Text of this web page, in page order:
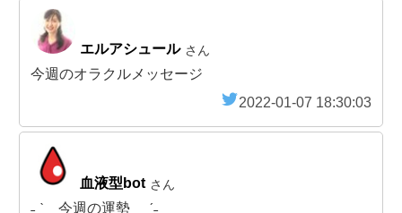
エルアシュール さん
今週のオラクルメッセージ
2022-01-07 18:30:03
血液型bot さん
˗ˏˋ 今週の運勢 ˎˊ˗